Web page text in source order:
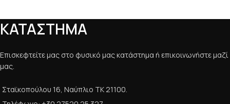
ΚΑΤΑΣΤΗΜΑ
Επισκεφτείτε μας στο φυσικό μας κατάστημα ή επικοινωνήστε μαζί
μας.
Σταϊκοπούλου 16, Ναύπλιο ΤΚ 21100.